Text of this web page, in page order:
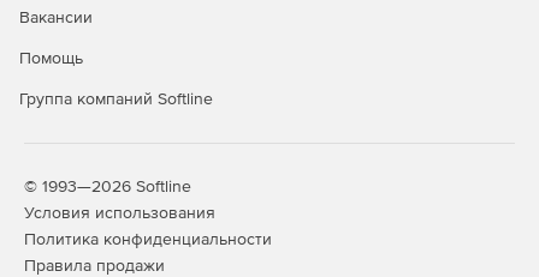
Вакансии
Помощь
Группа компаний Softline
© 1993—2026 Softline
Условия использования
Политика конфиденциальности
Правила продажи